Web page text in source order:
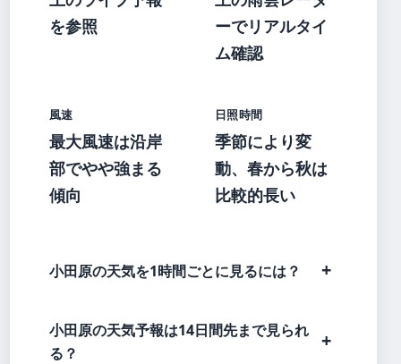
を参照
ーでリアルタイ
ム確認
風速
最大風速は沿岸
部でやや強まる
傾向
日照時間
季節により変
動、春から秋は
比較的長い
小田原の天気を1時間ごとに見るには？
小田原の天気予報は14日間先まで見られ
る？